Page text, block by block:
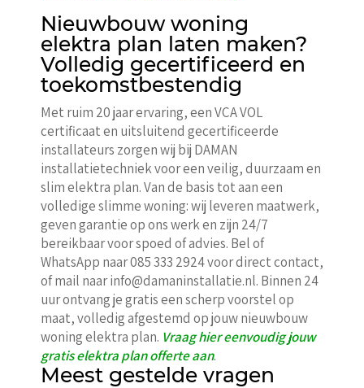
Nieuwbouw woning
elektra plan laten maken?
Volledig gecertificeerd en
toekomstbestendig
Met ruim 20 jaar ervaring, een VCA VOL
certificaat en uitsluitend gecertificeerde
installateurs zorgen wij bij DAMAN
installatietechniek voor een veilig, duurzaam en
slim elektra plan. Van de basis tot aan een
volledige slimme woning: wij leveren maatwerk,
geven garantie op ons werk en zijn 24/7
bereikbaar voor spoed of advies. Bel of
WhatsApp naar 085 333 2924 voor direct contact,
of mail naar info@damaninstallatie.nl. Binnen 24
uur ontvang je gratis een scherp voorstel op
maat, volledig afgestemd op jouw nieuwbouw
woning elektra plan. Vraag hier eenvoudig jouw
gratis elektra plan offerte aan.
Meest gestelde vragen